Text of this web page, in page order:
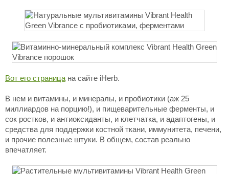
Вот его страница на сайте iHerb.
В нем и витамины, и минералы, и пробиотики (аж 25
миллиардов на порцию!), и пищеварительные ферменты, и
сок ростков, и антиоксиданты, и клетчатка, и адаптогены, и
средства для поддержки костной ткани, иммунитета, печени,
и прочие полезные штуки. В общем, состав реально
впечатляет.